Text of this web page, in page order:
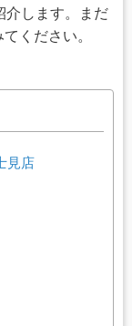
介します。まだ
ください。
見店